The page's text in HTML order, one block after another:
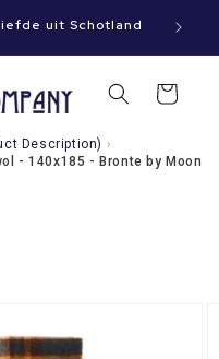
uit Schotland
Winkelwagen
Description) ›
- 140x185 - Bronte by Moon